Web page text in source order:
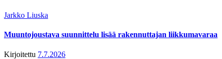
Jarkko Liuska
Muuntojoustava suunnittelu lisää rakennuttajan liikkumavaraa
Kirjoitettu 7.7.2026